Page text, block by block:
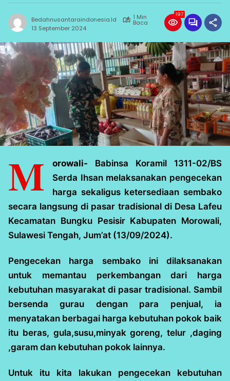
Bedahnusantaraindonesia.id 1 Min
Baca
13 September 2024
197
M orowali- Babinsa Koramil 1311-02/BS
Serda Ihsan melaksanakan pengecekan
harga sekaligus ketersediaan sembako
secara langsung di pasar tradisional di Desa Lafeu
Kecamatan Bungku Pesisir Kabupaten Morowali,
Sulawesi Tengah, Jum’at (13/09/2024).
Pengecekan harga sembako ini dilaksanakan
untuk memantau perkembangan dari harga
kebutuhan masyarakat di pasar tradisional. Sambil
bersenda gurau dengan para penjual, ia
menyatakan berbagai harga kebutuhan pokok baik
itu beras, gula,susu,minyak goreng, telur ,daging
,garam dan kebutuhan pokok lainnya.
Untuk itu kita lakukan pengecekan kebutuhan